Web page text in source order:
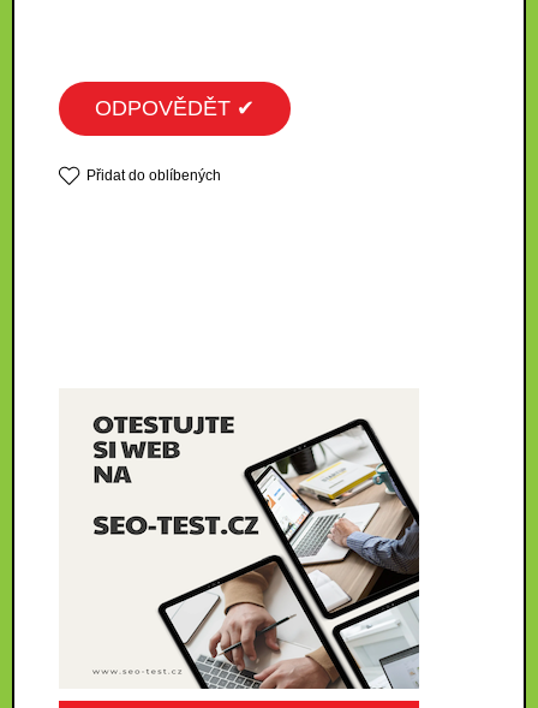
ODPOVĚDĚT ✔
Přidat do oblíbených